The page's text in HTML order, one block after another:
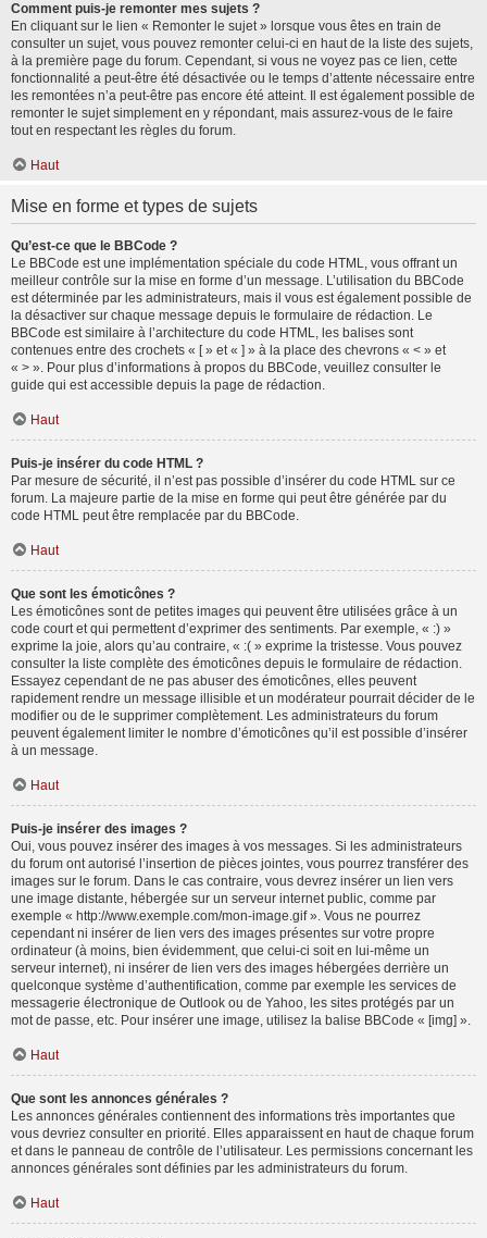
Comment puis-je remonter mes sujets ?
En cliquant sur le lien « Remonter le sujet » lorsque vous êtes en train de
consulter un sujet, vous pouvez remonter celui-ci en haut de la liste des sujets,
à la première page du forum. Cependant, si vous ne voyez pas ce lien, cette
fonctionnalité a peut-être été désactivée ou le temps d’attente nécessaire entre
les remontées n’a peut-être pas encore été atteint. Il est également possible de
remonter le sujet simplement en y répondant, mais assurez-vous de le faire
tout en respectant les règles du forum.
Haut
Mise en forme et types de sujets
Qu’est-ce que le BBCode ?
Le BBCode est une implémentation spéciale du code HTML, vous offrant un
meilleur contrôle sur la mise en forme d’un message. L’utilisation du BBCode
est déterminée par les administrateurs, mais il vous est également possible de
la désactiver sur chaque message depuis le formulaire de rédaction. Le
BBCode est similaire à l’architecture du code HTML, les balises sont
contenues entre des crochets « [ » et « ] » à la place des chevrons « < » et
« > ». Pour plus d’informations à propos du BBCode, veuillez consulter le
guide qui est accessible depuis la page de rédaction.
Haut
Puis-je insérer du code HTML ?
Par mesure de sécurité, il n’est pas possible d’insérer du code HTML sur ce
forum. La majeure partie de la mise en forme qui peut être générée par du
code HTML peut être remplacée par du BBCode.
Haut
Que sont les émoticônes ?
Les émoticônes sont de petites images qui peuvent être utilisées grâce à un
code court et qui permettent d’exprimer des sentiments. Par exemple, « :) »
exprime la joie, alors qu’au contraire, « :( » exprime la tristesse. Vous pouvez
consulter la liste complète des émoticônes depuis le formulaire de rédaction.
Essayez cependant de ne pas abuser des émoticônes, elles peuvent
rapidement rendre un message illisible et un modérateur pourrait décider de le
modifier ou de le supprimer complètement. Les administrateurs du forum
peuvent également limiter le nombre d’émoticônes qu’il est possible d’insérer
à un message.
Haut
Puis-je insérer des images ?
Oui, vous pouvez insérer des images à vos messages. Si les administrateurs
du forum ont autorisé l’insertion de pièces jointes, vous pourrez transférer des
images sur le forum. Dans le cas contraire, vous devrez insérer un lien vers
une image distante, hébergée sur un serveur internet public, comme par
exemple « http://www.exemple.com/mon-image.gif ». Vous ne pourrez
cependant ni insérer de lien vers des images présentes sur votre propre
ordinateur (à moins, bien évidemment, que celui-ci soit en lui-même un
serveur internet), ni insérer de lien vers des images hébergées derrière un
quelconque système d’authentification, comme par exemple les services de
messagerie électronique de Outlook ou de Yahoo, les sites protégés par un
mot de passe, etc. Pour insérer une image, utilisez la balise BBCode « [img] ».
Haut
Que sont les annonces générales ?
Les annonces générales contiennent des informations très importantes que
vous devriez consulter en priorité. Elles apparaissent en haut de chaque forum
et dans le panneau de contrôle de l’utilisateur. Les permissions concernant les
annonces générales sont définies par les administrateurs du forum.
Haut